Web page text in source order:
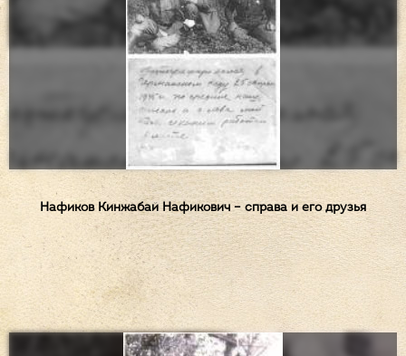
Нафиков Кинжабай Нафикович – справа и его друзья